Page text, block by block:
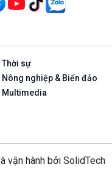
Thời sự
Nông nghiệp & Biển đảo
Multimedia
vận hành bởi SolidTech